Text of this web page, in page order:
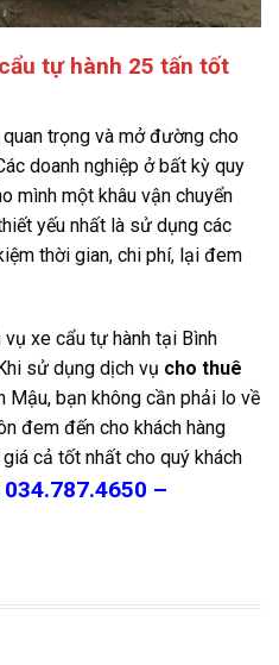
tự hành 25 tấn tốt
trọng và mở đường cho
doanh nghiệp ở bất kỳ quy
mình một khâu vận chuyển
yếu nhất là sử dụng các
thời gian, chi phí, lại đem
vụ xe cẩu tự hành tại Bình
sử dụng dịch vụ cho thuê
Mậu, bạn không cần phải lo về
đem đến cho khách hàng
cả tốt nhất cho quý khách
–